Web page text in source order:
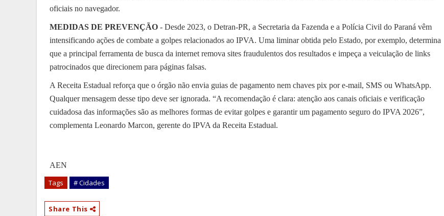
oficiais no navegador.
MEDIDAS DE PREVENÇÃO - Desde 2023, o Detran-PR, a Secretaria da Fazenda e a Polícia Civil do Paraná vêm
intensificando ações de combate a golpes relacionados ao IPVA. Uma liminar obtida pelo Estado, por exemplo, determina
que a principal ferramenta de busca da internet remova sites fraudulentos dos resultados e impeça a veiculação de links
patrocinados que direcionem para páginas falsas.
A Receita Estadual reforça que o órgão não envia guias de pagamento nem chaves pix por e-mail, SMS ou WhatsApp.
Qualquer mensagem desse tipo deve ser ignorada. “A recomendação é clara: atenção aos canais oficiais e verificação
cuidadosa das informações são as melhores formas de evitar golpes e garantir um pagamento seguro do IPVA 2026”,
complementa Leonardo Marcon, gerente do IPVA da Receita Estadual.
AEN
Tags # Cidades
Share This